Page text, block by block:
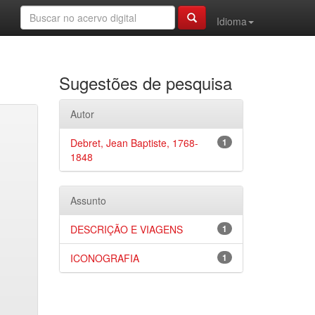
Idioma
Sugestões de pesquisa
Autor
1
Debret, Jean Baptiste, 1768-
1848
Assunto
1
DESCRIÇÃO E VIAGENS
1
ICONOGRAFIA